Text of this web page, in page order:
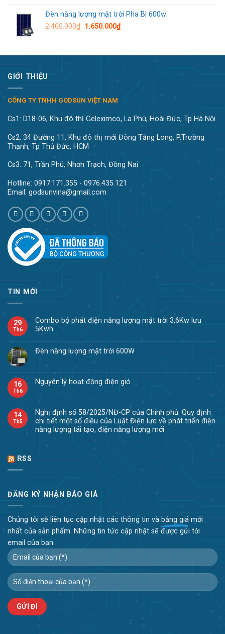
Đèn năng lượng mặt trời Pha Bi 600w
2.400.000₫ 1.650.000₫
GIỚI THIỆU
CÔNG TY TNHH GODSUN VIỆT NAM
Cs1: D18-06, Khu đô thị Geleximco, La Phù, Hoài Đức, Tp Hà Nội
Cs2: 34 Đường 11, Khu đô thị mới Đông Tăng Long, P.Trường
Thạnh, Tp Thủ Đức, HCM
Cs3: 71, Trần Phú, Nhơn Trạch, Đồng Nai
Hotline: 0917.171.355 - 0976.435.121
Email: godsunvina@gmail.com
TIN MỚI
29
Th6
Combo bộ phát điện năng lượng mặt trời 3,6Kw lưu
5Kwh
Đèn năng lượng mặt trời 600W
16
Th6
Nguyên lý hoạt động điện gió
14
Th5
Nghị định số 58/2025/NĐ-CP của Chính phủ: Quy định
chi tiết một số điều của Luật Điện lực về phát triển điện
năng lượng tái tạo, điện năng lượng mới
RSS
ĐĂNG KÝ NHẬN BÁO GIÁ
Chúng tôi sẽ liên tục cập nhật các thông tin và bảng giá mới
nhất của sản phẩm. Những tin tức cập nhật sẽ được gửi tới
email của bạn.